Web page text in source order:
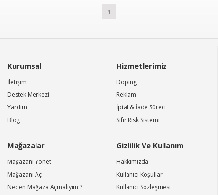
1
Kurumsal
İletişim
Destek Merkezi
Yardım
Blog
Hizmetlerimiz
Doping
Reklam
İptal & İade Süreci
Sıfır Risk Sistemi
Mağazalar
Mağazanı Yönet
Mağazanı Aç
Neden Mağaza Açmalıyım ?
Gizlilik Ve Kullanım
Hakkımızda
Kullanıcı Koşulları
Kullanıcı Sözleşmesi